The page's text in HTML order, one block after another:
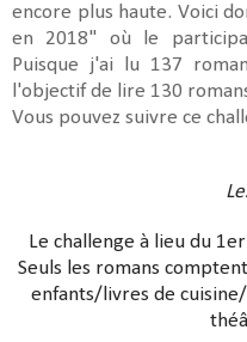
encore plus haute. Voici
en 2018" où le
Puisque j'ai lu 137
l'objectif de lire 130
Vous pouvez suivre ce
Le challenge à lieu du
Seuls les romans
enfants/livres de